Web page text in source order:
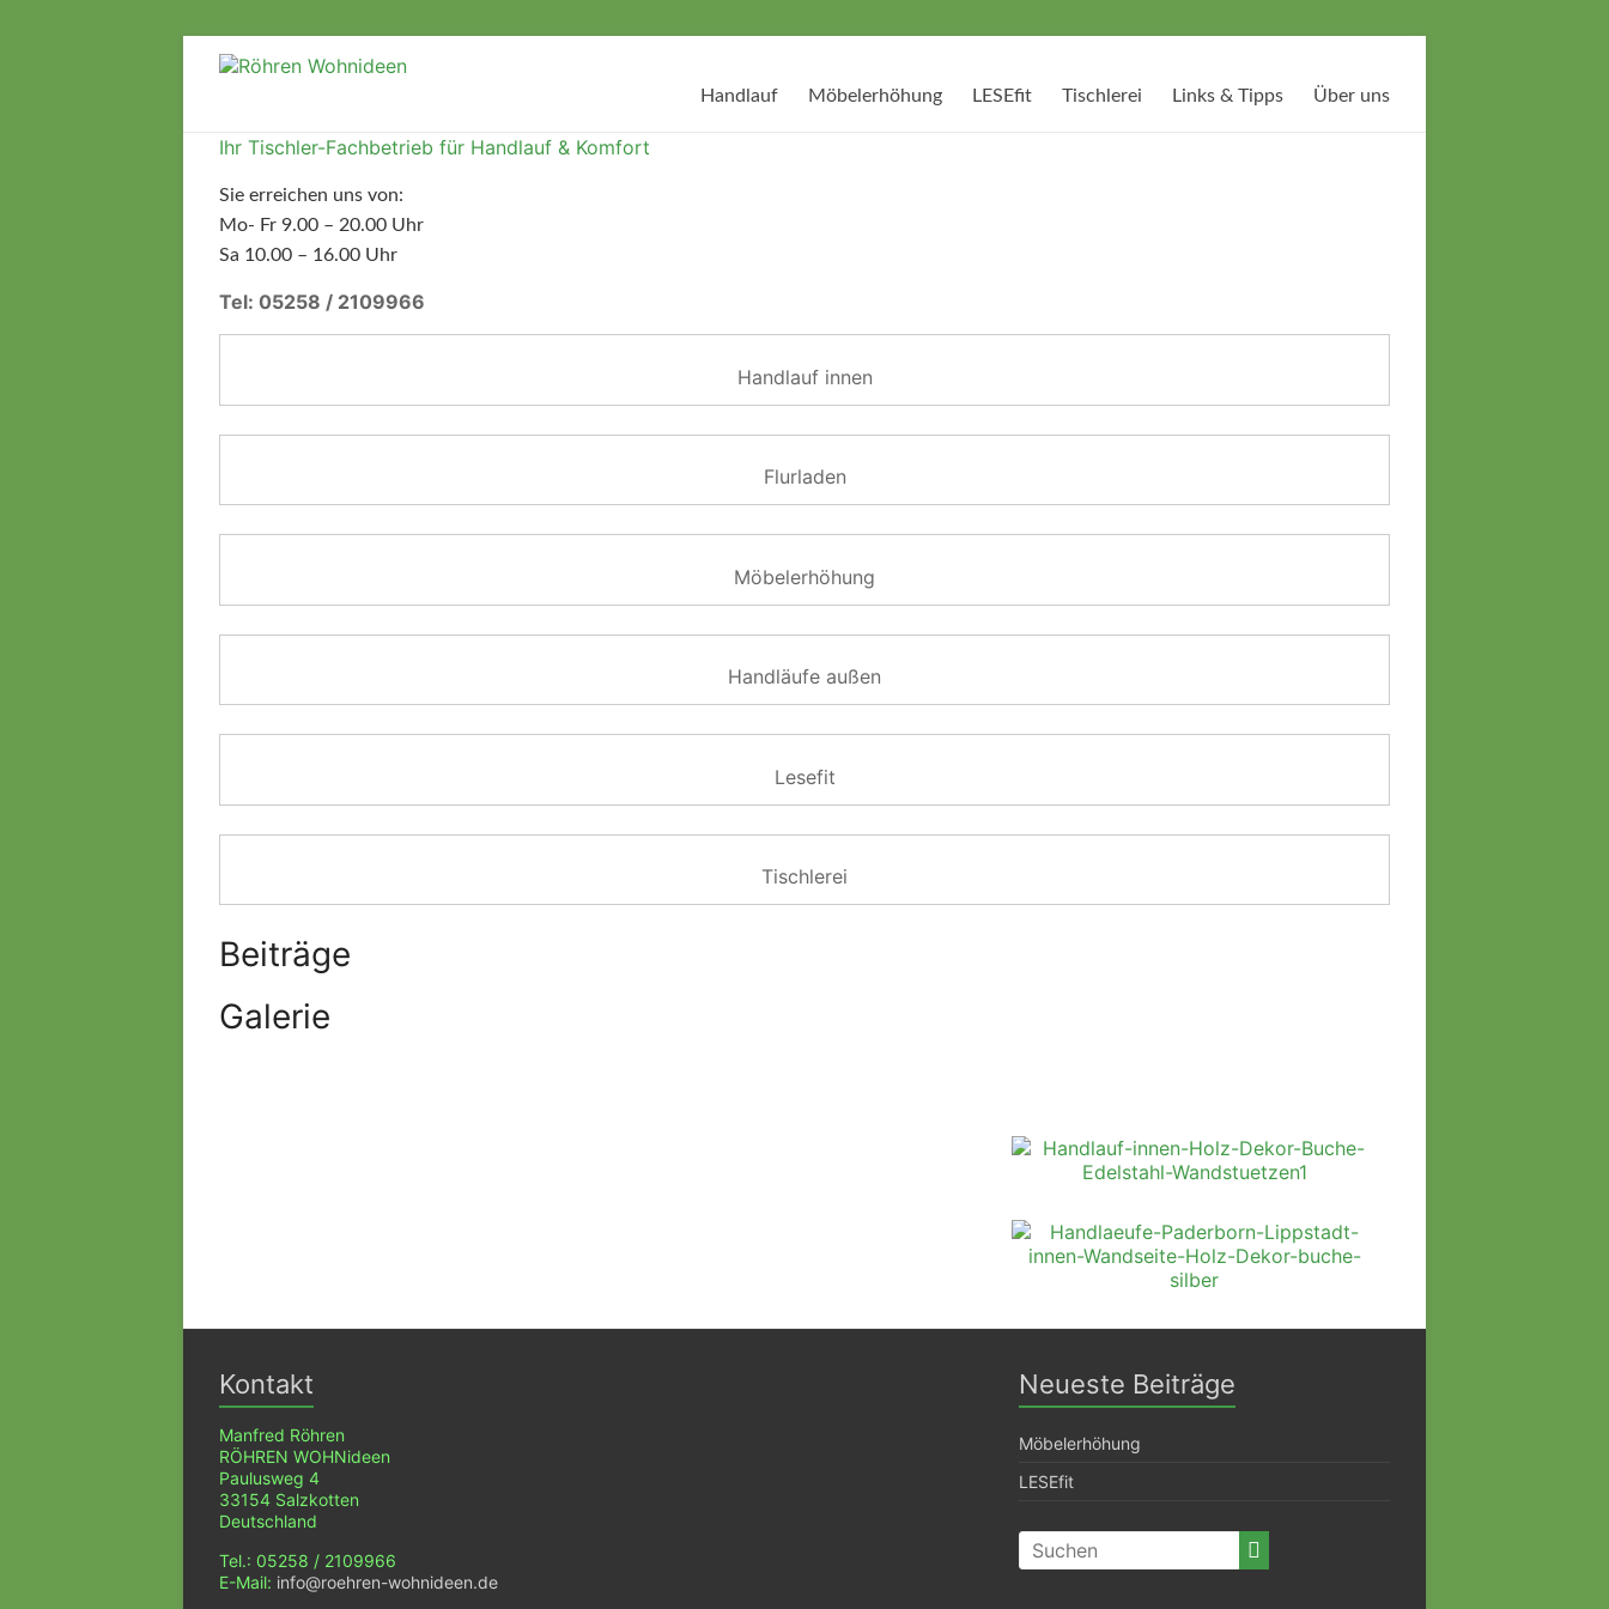
InhaltRöhren
Wohnideen
Tischler-
Fachbetrieb
für
Handläufe
für
den
Handlauf Möbelerhöhung LESEfit Tischlerei Links & Tipps Über uns
Ihr Tischler-Fachbetrieb für Handlauf & Komfort
Sie erreichen uns von:
Mo- Fr 9.00 – 20.00 Uhr
Sa 10.00 – 16.00 Uhr
Tel: 05258 / 2109966
Handlauf innen
Flurladen
Möbelerhöhung
Handläufe außen
Lesefit
Tischlerei
Beiträge
Galerie
Kontakt
Manfred Röhren
RÖHREN WOHNideen
Paulusweg 4
33154 Salzkotten
Deutschland
Tel.: 05258 / 2109966
E-Mail: info@roehren-wohnideen.de
Neueste Beiträge
Möbelerhöhung
LESEfit